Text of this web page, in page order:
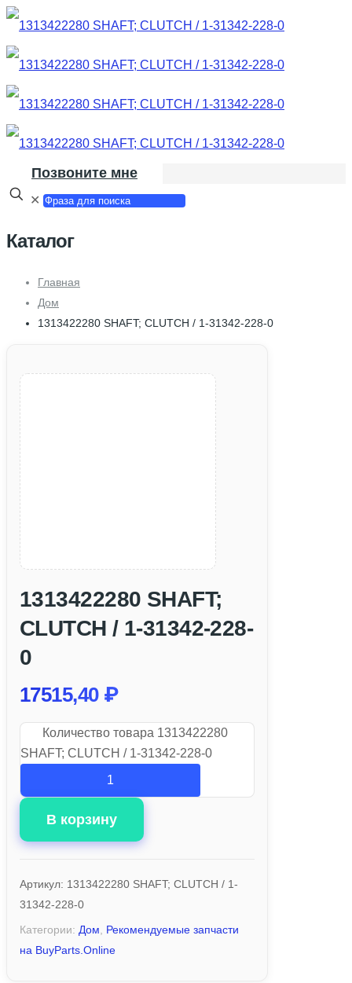
Позвоните мне
✕
Каталог
Главная
Дом
1313422280 SHAFT; CLUTCH / 1-31342-228-0
1313422280 SHAFT;
CLUTCH / 1-31342-228-
0
17515,40 ₽
Количество товара 1313422280
SHAFT; CLUTCH / 1-31342-228-0
В корзину
Артикул: 1313422280 SHAFT; CLUTCH / 1-
31342-228-0
Категории: Дом
Рекомендуемые запчасти
на BuyParts.Online